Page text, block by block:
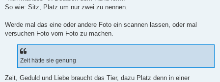
So wie: Sitz, Platz um nur zwei zu nennen.
Werde mal das eine oder andere Foto ein scannen lassen, oder mal
versuchen Foto vom Foto zu machen.
Zeit hätte sie genung
Zeit, Geduld und Liebe braucht das Tier, dazu Platz denn in einer